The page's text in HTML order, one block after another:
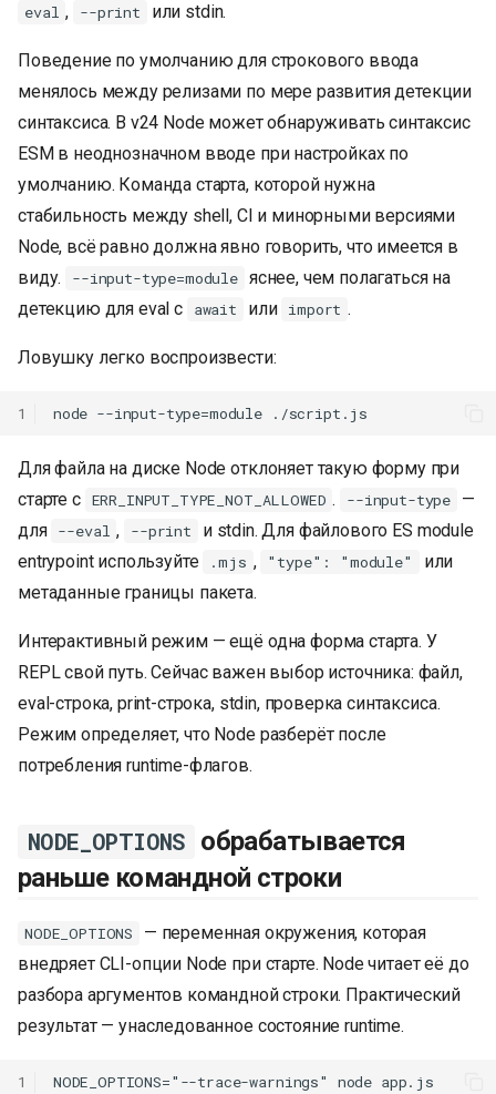
eval , --print или stdin.
Поведение по умолчанию для строкового ввода
менялось между релизами по мере развития детекции
синтаксиса. В v24 Node может обнаруживать синтаксис
ESM в неоднозначном вводе при настройках по
умолчанию. Команда старта, которой нужна
стабильность между shell, CI и минорными версиями
Node, всё равно должна явно говорить, что имеется в
виду.
--input-type=module яснее, чем полагаться на
детекцию для eval с
await или import .
Ловушку легко воспроизвести:
1
Для файла на диске Node отклоняет такую форму при
старте с ERR_INPUT_TYPE_NOT_ALLOWED . --input-type
—
для --eval , --print
и stdin. Для файлового ES module
entrypoint используйте
.mjs , "type": "module"
или
метаданные границы пакета.
Интерактивный режим — ещё одна форма старта. У
REPL свой путь. Сейчас важен выбор источника: файл,
eval-строка, print-строка, stdin, проверка синтаксиса.
Режим определяет, что Node разберёт после
потребления runtime-флагов.
NODE_OPTIONS обрабатывается
раньше командной строки
NODE_OPTIONS
— переменная окружения, которая
внедряет CLI-опции Node при старте. Node читает её до
разбора аргументов командной строки. Практический
результат — унаследованное состояние runtime.
1